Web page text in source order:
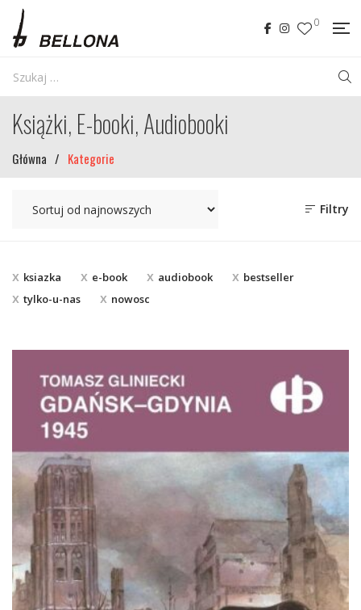
0
Książki, E-booki, Audiobooki
Główna / Kategorie
Filtry
ksiazka e-book audiobook
bestseller
tylko-u-nas
nowosc